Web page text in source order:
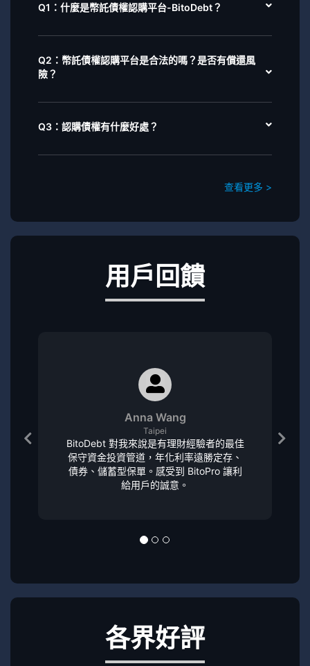
Q1：什麼是幣託債權認購平台-BitoDebt？
Q2：幣託債權認購平台是合法的嗎？是否有償還風
險？
Q3：認購債權有什麼好處？
查看更多 >
用戶回饋
Anna Wang
Taipei
BitoDebt 對我來說是有理財經驗者的最佳
保守資金投資管道，年化利率遠勝定存、
債券、儲蓄型保單。感受到 BitoPro 讓利
給用戶的誠意。
各界好評